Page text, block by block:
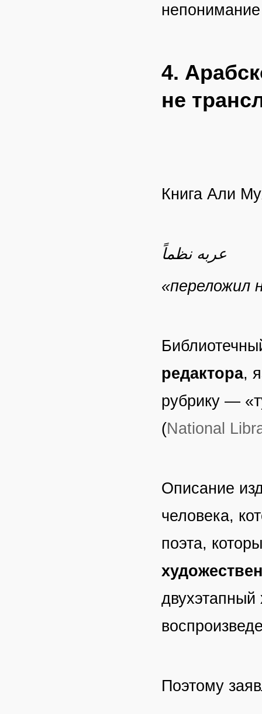
4.
не
Книга Али
عربه نظماً
«переложил
редактора,
рубрику —
(National
Описание
человека,
поэта,
двухэтапный
Поэтому